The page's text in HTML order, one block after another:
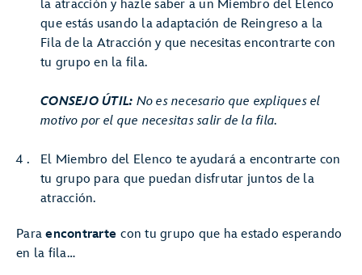
la atracción y hazle saber a un Miembro del Elenco
que estás usando la adaptación de Reingreso a la
Fila de la Atracción y que necesitas encontrarte con
tu grupo en la fila.
CONSEJO ÚTIL: No es necesario que expliques el
motivo por el que necesitas salir de la fila.
El Miembro del Elenco te ayudará a encontrarte con
tu grupo para que puedan disfrutar juntos de la
atracción.
Paraencontrartecon tu grupo que ha estado esperando
en la fila…